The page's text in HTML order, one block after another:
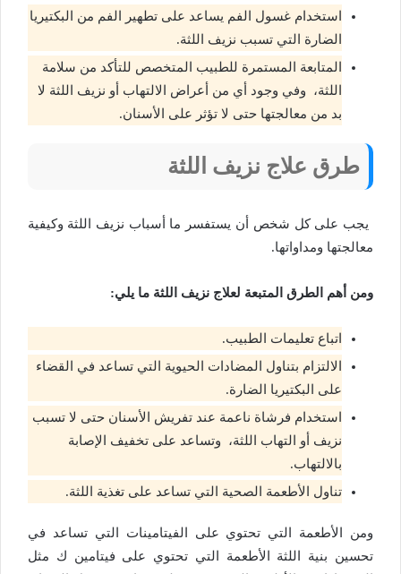
استخدام غسول الفم يساعد على تطهير الفم من البكتيريا
الضارة التي تسبب نزيف اللثة.
المتابعة المستمرة للطبيب المتخصص للتأكد من سلامة
اللثة، وفي وجود أي من أعراض الالتهاب أو نزيف اللثة لا
بد من معالجتها حتى لا تؤثر على الأسنان.
طرق علاج نزيف اللثة
يجب على كل شخص أن يستفسر ما أسباب نزيف اللثة وكيفية
معالجتها ومداواتها.
ومن أهم الطرق المتبعة لعلاج نزيف اللثة ما يلي:
اتباع تعليمات الطبيب.
الالتزام بتناول المضادات الحيوية التي تساعد في القضاء
على البكتيريا الضارة.
استخدام فرشاة ناعمة عند تفريش الأسنان حتى لا تسبب
نزيف أو التهاب اللثة، وتساعد على تخفيف الإصابة
بالالتهاب.
تناول الأطعمة الصحية التي تساعد على تغذية اللثة.
ومن الأطعمة التي تحتوي على الفيتامينات التي تساعد في
تحسين بنية اللثة الأطعمة التي تحتوي على فيتامين ك مثل